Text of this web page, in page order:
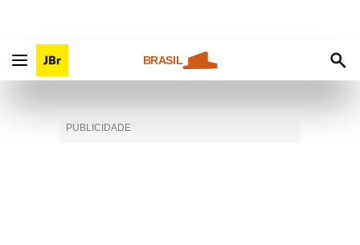
BRASIL